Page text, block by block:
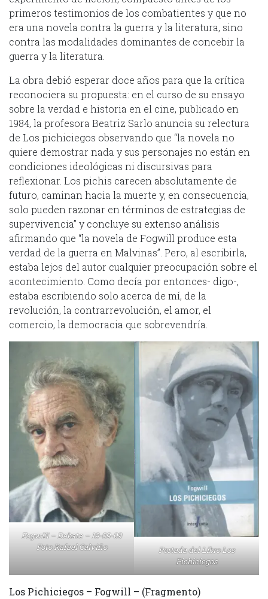
primeros testimonios de los combatientes y que no
era una novela contra la guerra y la literatura, sino
contra las modalidades dominantes de concebir la
guerra y la literatura.
La obra debió esperar doce años para que la crítica
reconociera su propuesta: en el curso de su ensayo
sobre la verdad e historia en el cine, publicado en
1984, la profesora Beatriz Sarlo anuncia su relectura
de Los pichiciegos observando que “la novela no
quiere demostrar nada y sus personajes no están en
condiciones ideológicas ni discursivas para
reflexionar. Los pichis carecen absolutamente de
futuro, caminan hacia la muerte y, en consecuencia,
solo pueden razonar en términos de estrategias de
supervivencia” y concluye su extenso análisis
afirmando que “la novela de Fogwill produce esta
verdad de la guerra en Malvinas”. Pero, al escribirla,
estaba lejos del autor cualquier preocupación sobre el
acontecimiento. Como decía por entonces- digo-,
estaba escribiendo solo acerca de mí, de la
revolución, la contrarrevolución, el amor, el
comercio, la democracia que sobrevendría.
Fogwill – Debate – 19-09-09
Foto Rafael Calviño
Portada del Libro Los
Pichiciegos
Los Pichiciegos – Fogwill – (Fragmento)